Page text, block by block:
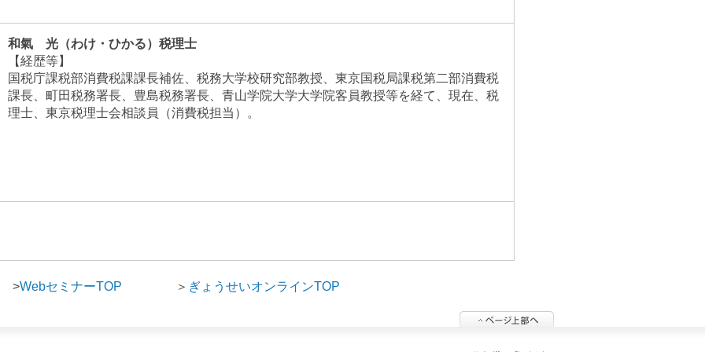
和氣 光（わけ・ひかる）税理士
【経歴等】
国税庁課税部消費税課課長補佐、税務大学校研究部教授、東京国税局課税第二部消費税
課長、町田税務署長、豊島税務署長、青山学院大学大学院客員教授等を経て、現在、税
理士、東京税理士会相談員（消費税担当）。
>WebセミナーTOP ＞ ぎょうせいオンラインTOP